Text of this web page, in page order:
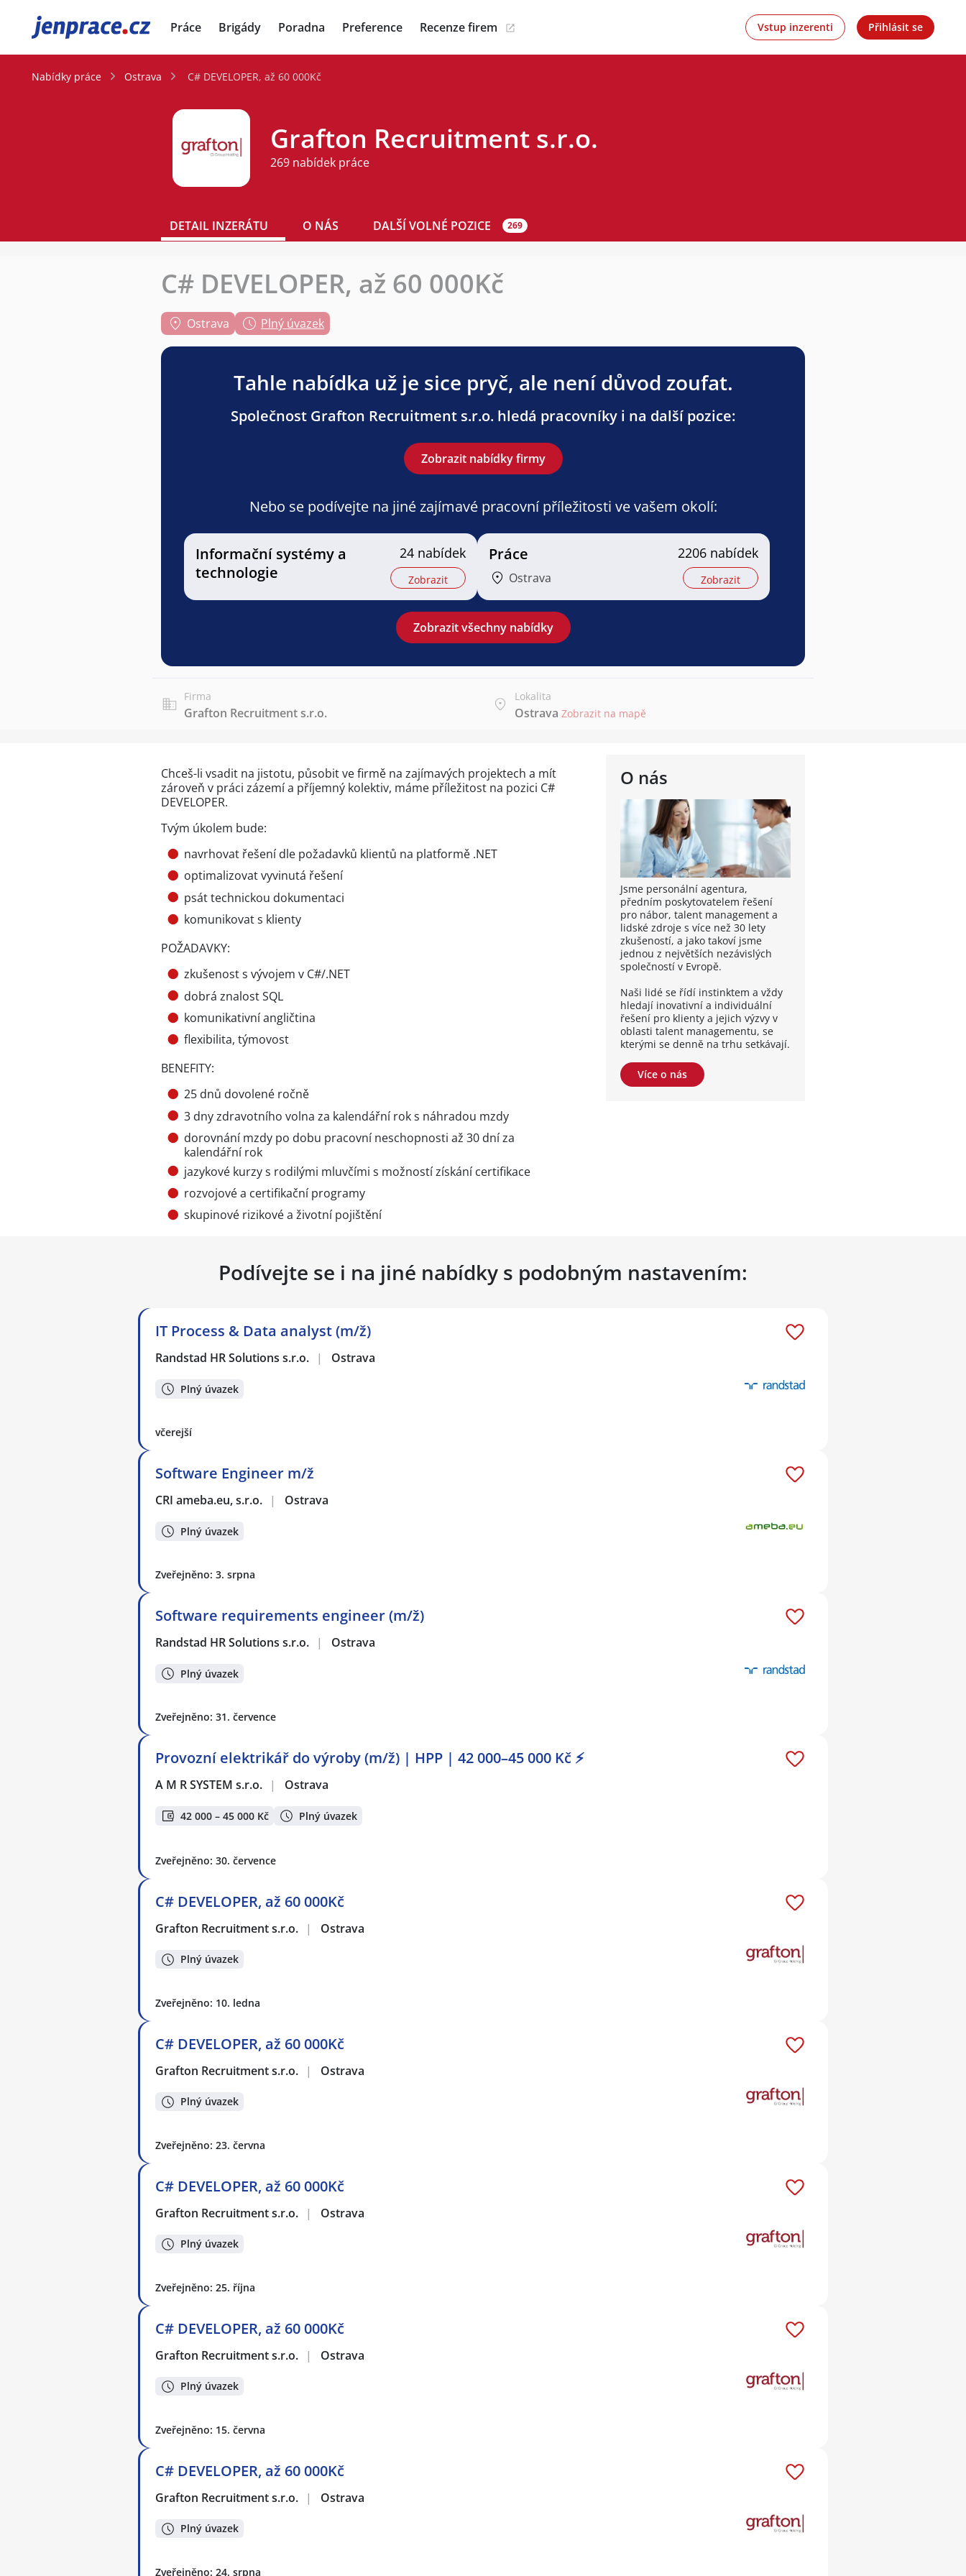
JenPráce.cz Práce Brigády Poradna Preference Recenze firem Vstup inzerenti Přihlásit se
Nabídky práce Ostrava C# DEVELOPER, až 60 000Kč
Grafton Recruitment s.r.o.
269 nabídek práce
DETAIL INZERÁTU O NÁS DALŠÍ VOLNÉ POZICE 269
C# DEVELOPER, až 60 000Kč
Ostrava Plný úvazek
Tahle nabídka už je sice pryč, ale není důvod zoufat.
Společnost Grafton Recruitment s.r.o. hledá pracovníky i na další pozice:
Zobrazit nabídky firmy
Nebo se podívejte na jiné zajímavé pracovní příležitosti ve vašem okolí:
Informační systémy a
technologie
24 nabídek
Zobrazit
Práce
Ostrava
2206 nabídek
Zobrazit
Zobrazit všechny nabídky
Firma
Grafton Recruitment s.r.o.
Lokalita
Ostrava Zobrazit na mapě
O nás
Jsme personální agentura,
předním poskytovatelem řešení
pro nábor, talent management a
lidské zdroje s více než 30 lety
zkušeností, a jako takoví jsme
jednou z největších nezávislých
společností v Evropě.
Naši lidé se řídí instinktem a vždy
hledají inovativní a individuální
řešení pro klienty a jejich výzvy v
oblasti talent managementu, se
kterými se denně na trhu setkávají.
Více o nás
Chceš-li vsadit na jistotu, působit ve firmě na zajímavých projektech a mít
zároveň v práci zázemí a příjemný kolektiv, máme příležitost na pozici C#
DEVELOPER.
Tvým úkolem bude:
navrhovat řešení dle požadavků klientů na platformě .NET
optimalizovat vyvinutá řešení
psát technickou dokumentaci
komunikovat s klienty
POŽADAVKY:
zkušenost s vývojem v C#/.NET
dobrá znalost SQL
komunikativní angličtina
flexibilita, týmovost
BENEFITY:
25 dnů dovolené ročně
3 dny zdravotního volna za kalendářní rok s náhradou mzdy
dorovnání mzdy po dobu pracovní neschopnosti až 30 dní za
kalendářní rok
jazykové kurzy s rodilými mluvčími s možností získání certifikace
rozvojové a certifikační programy
skupinové rizikové a životní pojištění
Podívejte se i na jiné nabídky s podobným nastavením:
IT Process & Data analyst (m/ž)
Randstad HR Solutions s.r.o. | Ostrava
Plný úvazek
včerejší
Software Engineer m/ž
CRI ameba.eu, s.r.o. | Ostrava
Plný úvazek
Zveřejněno: 3. srpna
Software requirements engineer (m/ž)
Randstad HR Solutions s.r.o. | Ostrava
Plný úvazek
Zveřejněno: 31. července
Provozní elektrikář do výroby (m/ž) | HPP | 42 000–45 000 Kč ⚡
A M R SYSTEM s.r.o. | Ostrava
42 000 – 45 000 Kč Plný úvazek
Zveřejněno: 30. července
C# DEVELOPER, až 60 000Kč
Grafton Recruitment s.r.o. | Ostrava
Plný úvazek
Zveřejněno: 10. ledna
C# DEVELOPER, až 60 000Kč
Grafton Recruitment s.r.o. | Ostrava
Plný úvazek
Zveřejněno: 23. června
C# DEVELOPER, až 60 000Kč
Grafton Recruitment s.r.o. | Ostrava
Plný úvazek
Zveřejněno: 25. října
C# DEVELOPER, až 60 000Kč
Grafton Recruitment s.r.o. | Ostrava
Plný úvazek
Zveřejněno: 15. června
C# DEVELOPER, až 60 000Kč
Grafton Recruitment s.r.o. | Ostrava
Plný úvazek
Zveřejněno: 24. srpna